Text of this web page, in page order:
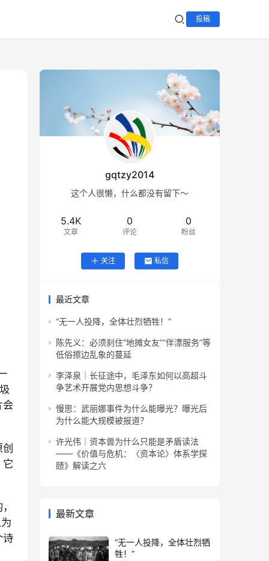
投稿
会
它
诗
gqtzy2014
这个人很懒，什么都没有留下～
5.4K
文章
0
评论
0
粉丝
关注 私信
最近文章
“无一人投降，全体壮烈牺牲！”
陈先义：必须刹住“地摊女友”“伴漂服务”等
低俗擦边乱象的蔓延
李泽泉｜长征途中，毛泽东如何以高超斗
争艺术开展党内思想斗争？
慢思：武丽娜事件为什么能曝光？曝光后
为什么能大规模被报道？
许光伟｜资本兽为什么只能是矛盾读法
——《价值与危机：〈资本论〉体系学探
赜》解读之六
最新文章
“无一人投降，全体壮烈牺
牲！”